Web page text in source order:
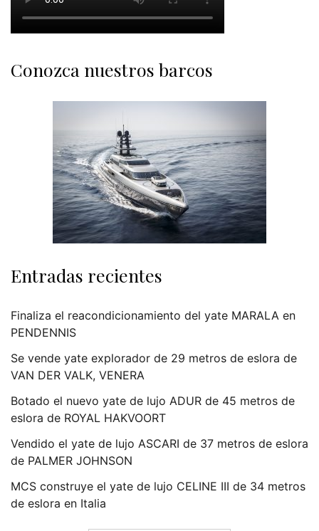
Conozca nuestros barcos
Entradas recientes
Finaliza el reacondicionamiento del yate MARALA en
PENDENNIS
Se vende yate explorador de 29 metros de eslora de
VAN DER VALK, VENERA
Botado el nuevo yate de lujo ADUR de 45 metros de
eslora de ROYAL HAKVOORT
Vendido el yate de lujo ASCARI de 37 metros de eslora
de PALMER JOHNSON
MCS construye el yate de lujo CELINE III de 34 metros
de eslora en Italia